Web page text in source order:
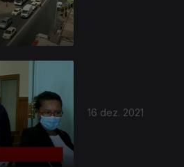
16 dez. 2021